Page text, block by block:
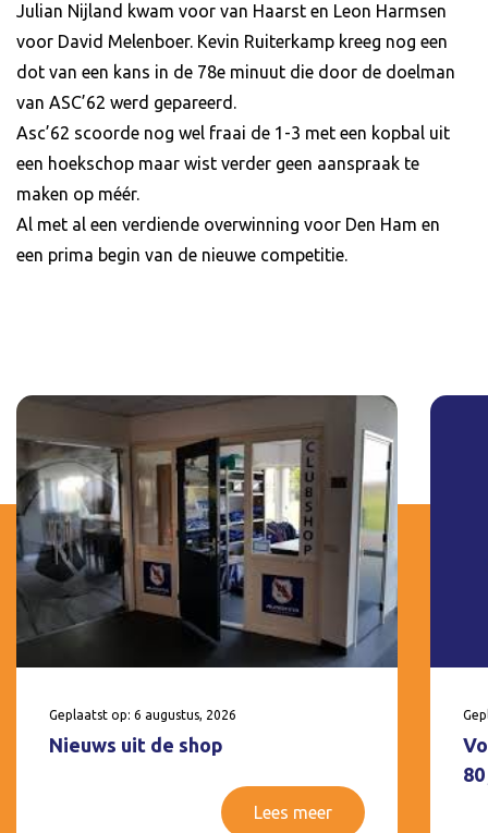
Julian Nijland kwam voor van Haarst en Leon Harmsen
voor David Melenboer. Kevin Ruiterkamp kreeg nog een
dot van een kans in de 78e minuut die door de doelman
van ASC’62 werd gepareerd.
Asc’62 scoorde nog wel fraai de 1-3 met een kopbal uit
een hoekschop maar wist verder geen aanspraak te
maken op méér.
Al met al een verdiende overwinning voor Den Ham en
een prima begin van de nieuwe competitie.
Geplaatst op: 6 augustus, 2026
Nieuws uit de shop
Lees meer